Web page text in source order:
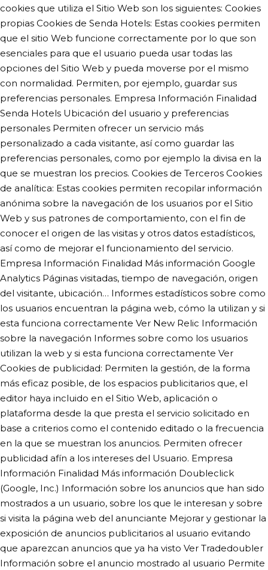
cookies que utiliza el Sitio Web son los siguientes: Cookies
propias Cookies de Senda Hotels: Estas cookies permiten
que el sitio Web funcione correctamente por lo que son
esenciales para que el usuario pueda usar todas las
opciones del Sitio Web y pueda moverse por el mismo
con normalidad. Permiten, por ejemplo, guardar sus
preferencias personales. Empresa Información Finalidad
Senda Hotels Ubicación del usuario y preferencias
personales Permiten ofrecer un servicio más
personalizado a cada visitante, así como guardar las
preferencias personales, como por ejemplo la divisa en la
que se muestran los precios. Cookies de Terceros Cookies
de analítica: Estas cookies permiten recopilar información
anónima sobre la navegación de los usuarios por el Sitio
Web y sus patrones de comportamiento, con el fin de
conocer el origen de las visitas y otros datos estadísticos,
así como de mejorar el funcionamiento del servicio.
Empresa Información Finalidad Más información Google
Analytics Páginas visitadas, tiempo de navegación, origen
del visitante, ubicación… Informes estadísticos sobre como
los usuarios encuentran la página web, cómo la utilizan y si
esta funciona correctamente Ver New Relic Información
sobre la navegación Informes sobre como los usuarios
utilizan la web y si esta funciona correctamente Ver
Cookies de publicidad: Permiten la gestión, de la forma
más eficaz posible, de los espacios publicitarios que, el
editor haya incluido en el Sitio Web, aplicación o
plataforma desde la que presta el servicio solicitado en
base a criterios como el contenido editado o la frecuencia
en la que se muestran los anuncios. Permiten ofrecer
publicidad afín a los intereses del Usuario. Empresa
Información Finalidad Más información Doubleclick
(Google, Inc.) Información sobre los anuncios que han sido
mostrados a un usuario, sobre los que le interesan y sobre
si visita la página web del anunciante Mejorar y gestionar la
exposición de anuncios publicitarios al usuario evitando
que aparezcan anuncios que ya ha visto Ver Tradedoubler
Información sobre el anuncio mostrado al usuario Permite